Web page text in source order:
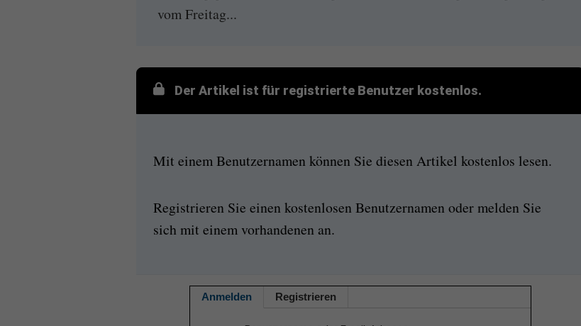
vom Freitag...
Der Artikel ist für registrierte Benutzer kostenlos.
Mit einem Benutzernamen können Sie diesen Artikel kostenlos lesen.
Registrieren Sie einen kostenlosen Benutzernamen oder melden Sie
sich mit einem vorhandenen an.
Anmelden Registrieren